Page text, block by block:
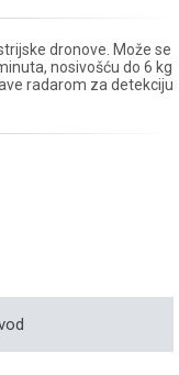
dronove. Može se
nosivošću do 6 kg
radarom za detekciju